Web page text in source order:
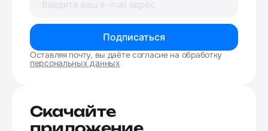
Подписаться
Оставляя почту, вы даёте согласие на обработку
персональных данных
Скачайте